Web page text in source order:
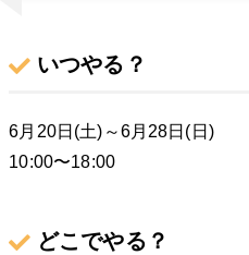
いつやる？
6月20日(土)～6月28日(日)
10:00〜18:00
どこでやる？